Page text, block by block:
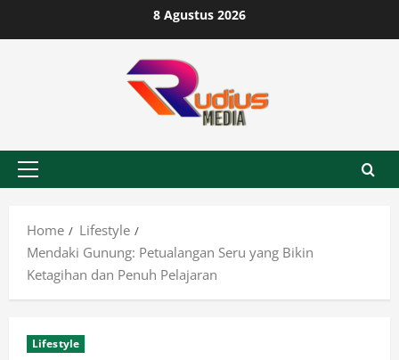
to
8 Agustus 2026
Primary
Home
Lifestyle
Mendaki Gunung: Petualangan Seru yang Bikin
Ketagihan dan Penuh Pelajaran
Lifestyle